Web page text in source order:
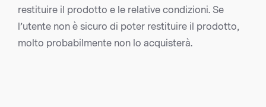
restituire il prodotto e le relative condizioni. Se
l’utente non è sicuro di poter restituire il prodotto,
molto probabilmente non lo acquisterà.